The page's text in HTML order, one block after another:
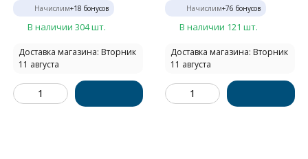
Начислим+18 бонусов
В наличии 304 шт.
Доставка магазина: Вторник
11 августа
Начислим+76 бонусов
В наличии 121 шт.
Доставка магазина: Вторник
11 августа